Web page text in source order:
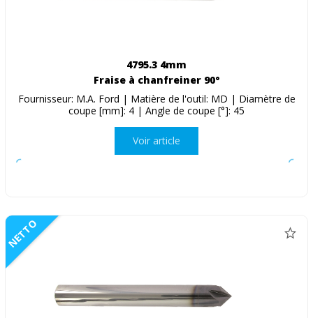
4795.3 4mm
Fraise à chanfreiner 90°
Fournisseur: M.A. Ford | Matière de l'outil: MD | Diamètre de
coupe [mm]: 4 | Angle de coupe [°]: 45
Voir article
NETTO